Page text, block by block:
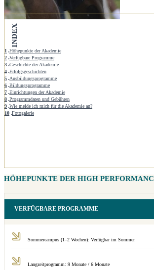
INDEX
1 Höhepunkte der Akademie
2 Verfügbare Programme
3 Geschichte der Akademie
4 Erfolgsgeschichten
5 Ausbildungsprogramme
6 Bildungsprogramme
7 Einrichtungen der Akademie
8 Programmdaten und Gebühren
9 Wie melde ich mich für die Akademie an?
10 Fotogalerie
HÖHEPUNKTE DER HIGH
VERFÜGBARE PROGRAMME
Sommercampus (1–2 Wochen): Verfügbar im Sommer
Langzeitprogramm: 9 Monate / 6 Monate